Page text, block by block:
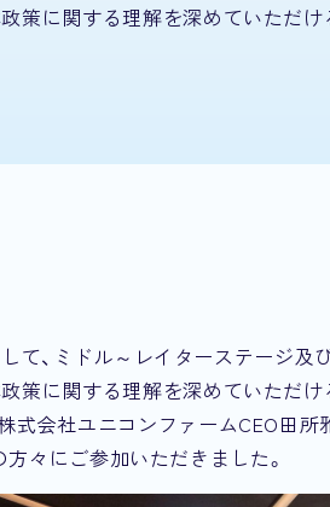
に関する理解を深めていただけ
て、ミドル～レイターステージ及
に関する理解を深めていただけ
会社ユニコンファームCEO田所
々にご参加いただきました。